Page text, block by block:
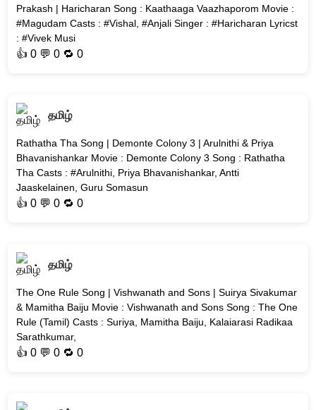
Prakash | Haricharan Song : Kaathaaga Vaazhaporom Movie :
#Magudam Casts : #Vishal, #Anjali Singer : #Haricharan Lyricst
: #Vivek Musi
👍0 💬 0 🔁0
தமிழ்
Rathatha Tha Song | Demonte Colony 3 | Arulnithi & Priya
Bhavanishankar Movie : Demonte Colony 3 Song : Rathatha
Tha Casts : #Arulnithi, Priya Bhavanishankar, Antti
Jaaskelainen, Guru Somasun
👍0 💬 0 🔁0
தமிழ்
The One Rule Song | Vishwanath and Sons | Suirya Sivakumar
& Mamitha Baiju Movie : Vishwanath and Sons Song : The One
Rule (Tamil) Casts : Suriya, Mamitha Baiju, Kalaiarasi Radikaa
Sarathkumar,
👍0 💬 0 🔁0